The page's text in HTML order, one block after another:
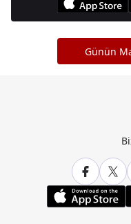
Günün